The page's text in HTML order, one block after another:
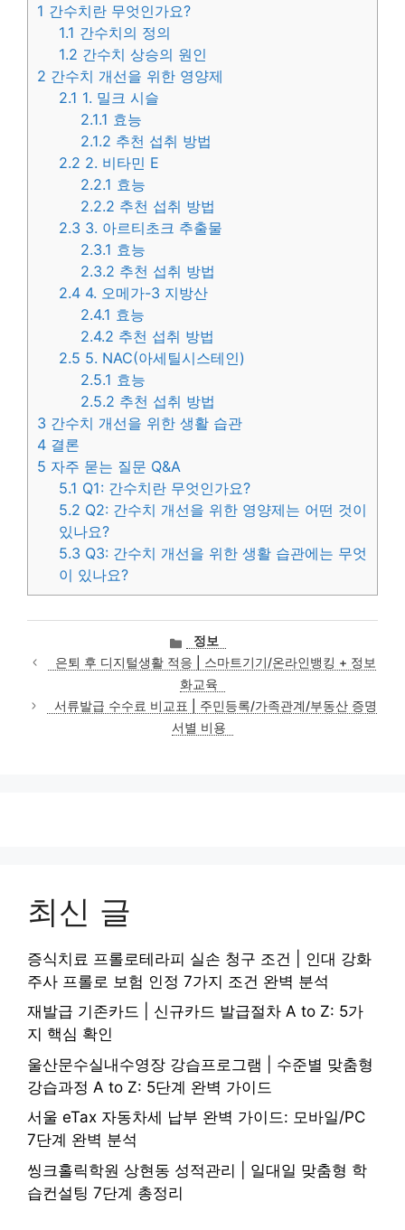
1 간수치란 무엇인가요?
1.1 간수치의 정의
1.2 간수치 상승의 원인
2 간수치 개선을 위한 영양제
2.1 1. 밀크 시슬
2.1.1 효능
2.1.2 추천 섭취 방법
2.2 2. 비타민 E
2.2.1 효능
2.2.2 추천 섭취 방법
2.3 3. 아르티초크 추출물
2.3.1 효능
2.3.2 추천 섭취 방법
2.4 4. 오메가-3 지방산
2.4.1 효능
2.4.2 추천 섭취 방법
2.5 5. NAC(아세틸시스테인)
2.5.1 효능
2.5.2 추천 섭취 방법
3 간수치 개선을 위한 생활 습관
4 결론
5 자주 묻는 질문 Q&A
5.1 Q1: 간수치란 무엇인가요?
5.2 Q2: 간수치 개선을 위한 영양제는 어떤 것이
있나요?
5.3 Q3: 간수치 개선을 위한 생활 습관에는 무엇
이 있나요?
카
테
고
리
정보
은퇴 후 디지털생활 적응 | 스마트기기/온라인뱅킹 + 정보
화교육
서류발급 수수료 비교표 | 주민등록/가족관계/부동산 증명
서별 비용
최신 글
증식치료 프롤로테라피 실손 청구 조건 | 인대 강화
주사 프롤로 보험 인정 7가지 조건 완벽 분석
재발급 기존카드 | 신규카드 발급절차 A to Z: 5가
지 핵심 확인
울산문수실내수영장 강습프로그램 | 수준별 맞춤형
강습과정 A to Z: 5단계 완벽 가이드
서울 eTax 자동차세 납부 완벽 가이드: 모바일/PC
7단계 완벽 분석
씽크홀릭학원 상현동 성적관리 | 일대일 맞춤형 학
습컨설팅 7단계 총정리